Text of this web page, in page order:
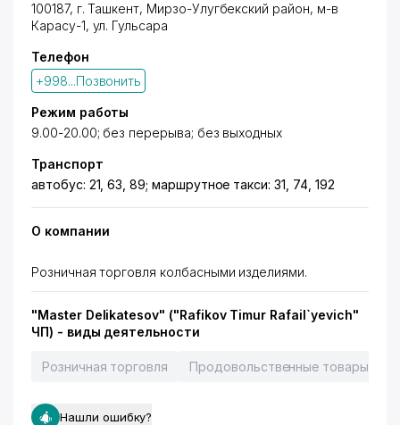
100187, г. Ташкент, Мирзо-Улугбекский район, м-в
Карасу-1, ул. Гульсара
Телефон
+998...Позвонить
Режим работы
9.00-20.00; без перерыва; без выходных
Транспорт
автобус: 21, 63, 89; маршрутное такси: 31, 74, 192
О компании
Розничная торговля колбасными изделиями.
"Master Delikatesov" ("Rafikov Timur Rafail`yevich"
ЧП) - виды деятельности
Розничная торговля Продовольственные товары
Нашли ошибку?